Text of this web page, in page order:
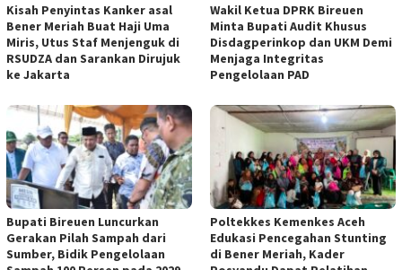
Kisah Penyintas Kanker asal
Bener Meriah Buat Haji Uma
Miris, Utus Staf Menjenguk di
RSUDZA dan Sarankan Dirujuk
ke Jakarta
Wakil Ketua DPRK Bireuen
Minta Bupati Audit Khusus
Disdagperinkop dan UKM Demi
Menjaga Integritas
Pengelolaan PAD
Bupati Bireuen Luncurkan
Gerakan Pilah Sampah dari
Sumber, Bidik Pengelolaan
Poltekkes Kemenkes Aceh
Edukasi Pencegahan Stunting
di Bener Meriah, Kader